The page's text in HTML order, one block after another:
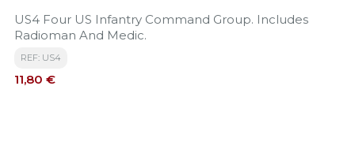
US4 Four US Infantry Command Group. Includes
Radioman And Medic.
REF: US4
Precio
11,80 €